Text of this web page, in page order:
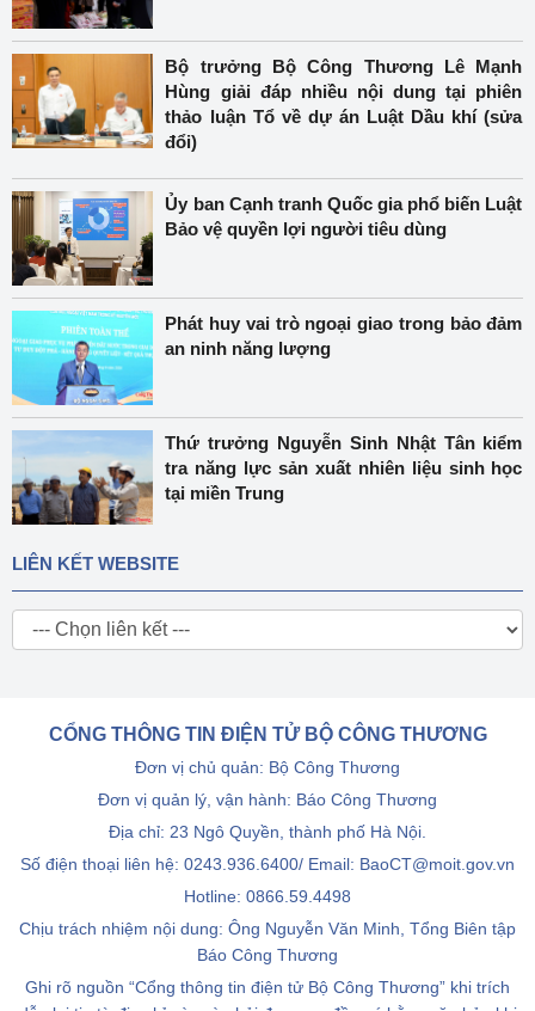
Bộ trưởng Bộ Công Thương Lê Mạnh
Hùng giải đáp nhiều nội dung tại phiên
thảo luận Tổ về dự án Luật Dầu khí (sửa
đổi)
Ủy ban Cạnh tranh Quốc gia phổ biến Luật
Bảo vệ quyền lợi người tiêu dùng
Phát huy vai trò ngoại giao trong bảo đảm
an ninh năng lượng
Thứ trưởng Nguyễn Sinh Nhật Tân kiểm
tra năng lực sản xuất nhiên liệu sinh học
tại miền Trung
LIÊN KẾT WEBSITE
CỔNG THÔNG TIN ĐIỆN TỬ BỘ CÔNG THƯƠNG
Đơn vị chủ quản: Bộ Công Thương
Đơn vị quản lý, vận hành: Báo Công Thương
Địa chỉ: 23 Ngô Quyền, thành phố Hà Nội.
Số điện thoại liên hệ: 0243.936.6400/ Email: BaoCT@moit.gov.vn
Hotline: 0866.59.4498
Chịu trách nhiệm nội dung: Ông Nguyễn Văn Minh, Tổng Biên tập
Báo Công Thương
Ghi rõ nguồn “Cổng thông tin điện tử Bộ Công Thương” khi trích